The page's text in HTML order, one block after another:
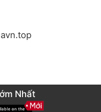
Nhất